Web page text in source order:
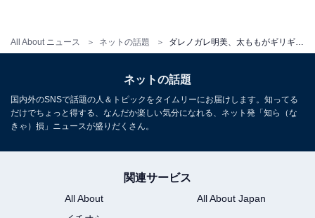
All About ニュース ネットの話題
ネットの話題
国内外のSNSで話題の人＆トピックをタイムリーにお届けします。知ってる
だけでちょっと得する、なんだか楽しい気分になれる、ネット発「知ら（な
きゃ）損」ニュースが盛りだくさん。
関連サービス
All About
All About Japan